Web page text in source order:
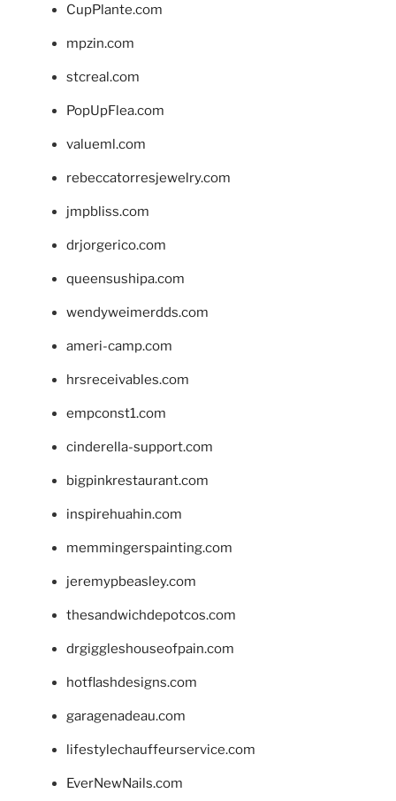
CupPlante.com
mpzin.com
stcreal.com
PopUpFlea.com
valueml.com
rebeccatorresjewelry.com
jmpbliss.com
drjorgerico.com
queensushipa.com
wendyweimerdds.com
ameri-camp.com
hrsreceivables.com
empconst1.com
cinderella-support.com
bigpinkrestaurant.com
inspirehuahin.com
memmingerspainting.com
jeremypbeasley.com
thesandwichdepotcos.com
drgiggleshouseofpain.com
hotflashdesigns.com
garagenadeau.com
lifestylechauffeurservice.com
EverNewNails.com